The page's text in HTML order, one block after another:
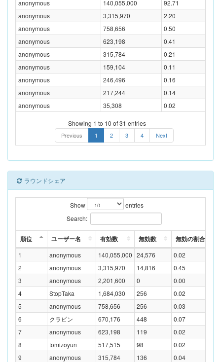
anonymous
140,055,000
92.71
anonymous
3,315,970
2.20
anonymous
758,656
0.50
anonymous
623,198
0.41
anonymous
315,784
0.21
anonymous
159,104
0.11
anonymous
246,496
0.16
anonymous
217,244
0.14
anonymous
35,308 0.02
Showing 1 to 10 of 31 entries
Previous 1 2 3 4 Next
ラウンドシェア
Show
entries
Search:
順位 ユーザー名 有効数 無効数 無効の割合(%)
1 anonymous 140,055,000 24,576
0.02
2
anonymous 3,315,970 14,816
0.45
3
anonymous 2,201,600 0
0.00
4
StopTaka 1,684,030 256
0.02
5
anonymous 758,656 256
0.03
6
クラビン 670,176 448
0.07
7
anonymous 623,198 119
0.02
8
tomizoyun 517,515 98
0.02
9
anonymous 315,784 136
0.04